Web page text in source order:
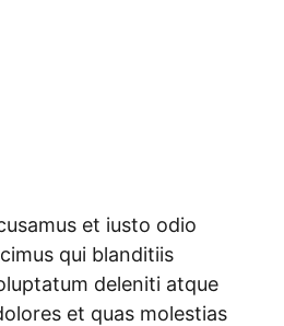
et iusto odio
qui blanditiis
deleniti atque
et quas molestias